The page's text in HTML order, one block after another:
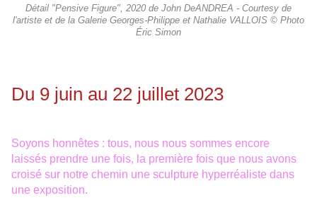
Détail "Pensive Figure", 2020 de John DeANDREA - Courtesy de
l'artiste et de la Galerie Georges-Philippe et Nathalie VALLOIS © Photo
Éric Simon
Du 9 juin au 22 juillet 2023
Soyons honnêtes : tous, nous nous sommes encore
laissés prendre une fois, la première fois que nous avons
croisé sur notre chemin une sculpture hyperréaliste dans
une exposition.